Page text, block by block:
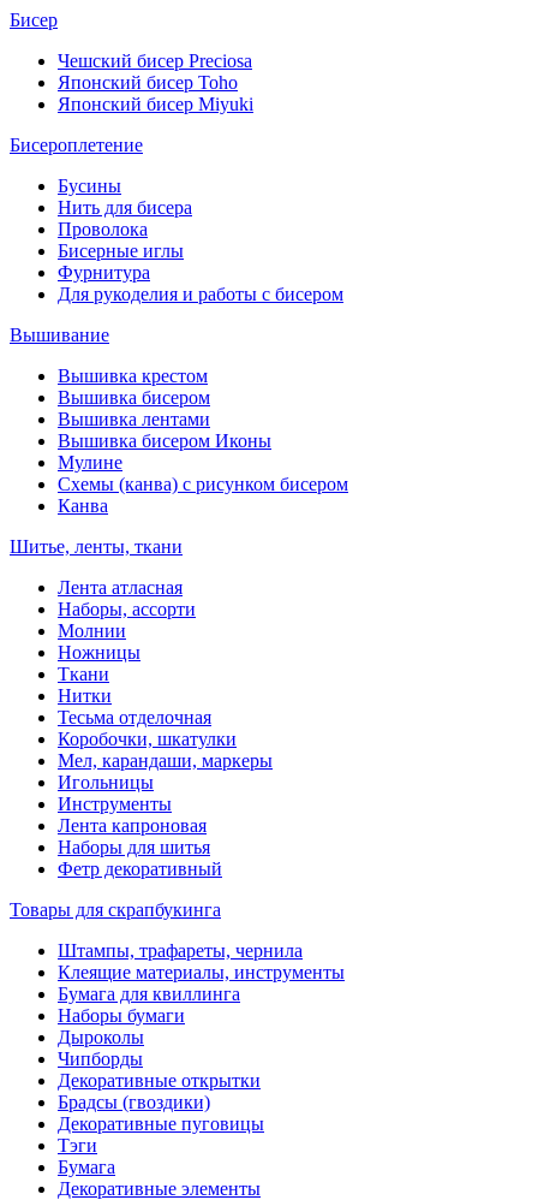
Бисер
Чешский бисер Preciosa
Японский бисер Toho
Японский бисер Miyuki
Бисероплетение
Бусины
Нить для бисера
Проволока
Бисерные иглы
Фурнитура
Для рукоделия и работы с бисером
Вышивание
Вышивка крестом
Вышивка бисером
Вышивка лентами
Вышивка бисером Иконы
Мулине
Схемы (канва) с рисунком бисером
Канва
Шитье, ленты, ткани
Лента атласная
Наборы, ассорти
Молнии
Ножницы
Ткани
Нитки
Тесьма отделочная
Коробочки, шкатулки
Мел, карандаши, маркеры
Игольницы
Инструменты
Лента капроновая
Наборы для шитья
Фетр декоративный
Товары для скрапбукинга
Штампы, трафареты, чернила
Клеящие материалы, инструменты
Бумага для квиллинга
Наборы бумаги
Дыроколы
Чипборды
Декоративные открытки
Брадсы (гвоздики)
Декоративные пуговицы
Тэги
Бумага
Декоративные элементы